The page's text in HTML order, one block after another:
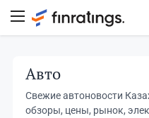
Авто
Свежие автоновости
обзоры, цены, рынок,